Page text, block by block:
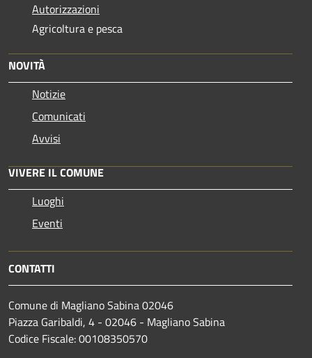
Autorizzazioni
Agricoltura e pesca
NOVITÀ
Notizie
Comunicati
Avvisi
VIVERE IL COMUNE
Luoghi
Eventi
CONTATTI
Comune di Magliano Sabina 02046
Piazza Garibaldi, 4 - 02046 - Magliano Sabina
Codice Fiscale: 00108350570